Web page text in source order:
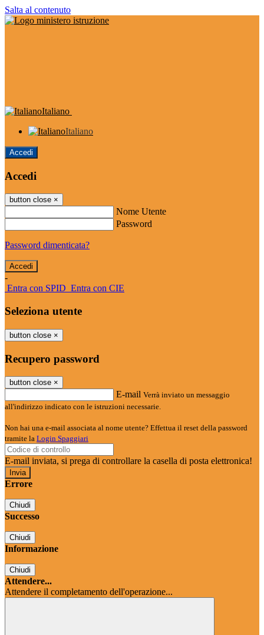
Salta al contenuto
Italiano
Italiano
Accedi
Accedi
button close ×
Nome Utente
Password
Password dimenticata?
-
Entra con SPID Entra con CIE
Seleziona utente
button close ×
Recupero password
button close ×
E-mail Verrà inviato un messaggio
all'indirizzo indicato con le istruzioni necessarie.
Non hai una e-mail associata al nome utente? Effettua il reset della password
tramite la Login Spaggiari
E-mail inviata, si prega di controllare la casella di posta elettronica!
Errore
Chiudi
Successo
Chiudi
Informazione
Chiudi
Attendere...
Attendere il completamento dell'operazione...